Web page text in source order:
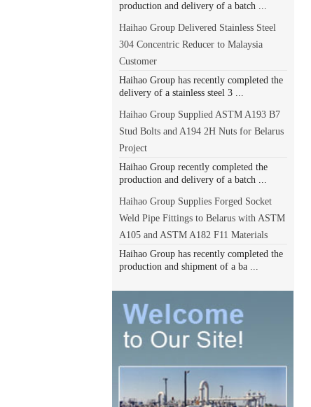
production and delivery of a batch ...
Haihao Group Delivered Stainless Steel
304 Concentric Reducer to Malaysia
Customer
Haihao Group has recently completed the
delivery of a stainless steel 3 ...
Haihao Group Supplied ASTM A193 B7
Stud Bolts and A194 2H Nuts for Belarus
Project
Haihao Group recently completed the
production and delivery of a batch ...
Haihao Group Supplies Forged Socket
Weld Pipe Fittings to Belarus with ASTM
A105 and ASTM A182 F11 Materials
Haihao Group has recently completed the
production and shipment of a ba ...